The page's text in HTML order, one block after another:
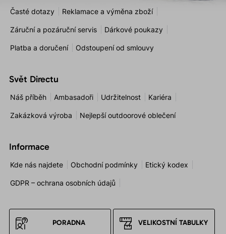
Časté dotazy Reklamace a výměna zboží
Záruční a pozáruční servis Dárkové poukazy
Platba a doručení Odstoupení od smlouvy
Svět Directu
Náš příběh Ambasadoři Udržitelnost Kariéra
Zakázková výroba Nejlepší outdoorové oblečení
Informace
Kde nás najdete Obchodní podmínky Etický kodex
GDPR – ochrana osobních údajů
PORADNA VELIKOSTNÍ TABULKY